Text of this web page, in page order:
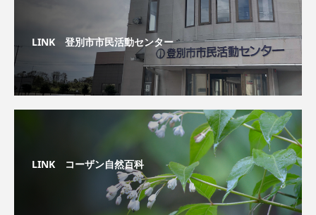
LINK 登別市市民活動センター
LINK コーザン自然百科